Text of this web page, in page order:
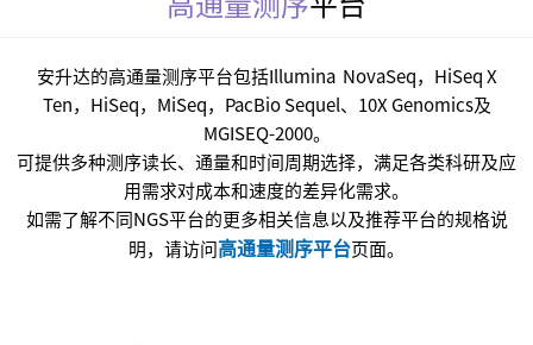
安升达的高通量测序平台包括Illumina NovaSeq，HiSeq X
Ten，HiSeq，MiSeq，PacBio Sequel、10X Genomics及
MGISEQ-2000。
可提供多种测序读长、通量和时间周期选择，满足各类科研及应
用需求对成本和速度的差异化需求。
如需了解不同NGS平台的更多相关信息以及推荐平台的规格说
明，请访问高通量测序平台页面。